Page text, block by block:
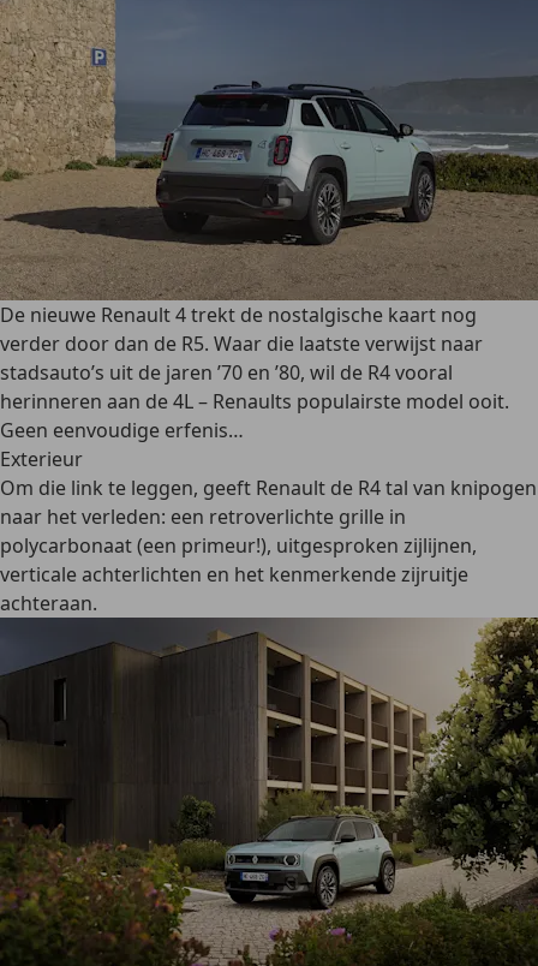
De nieuwe Renault 4 trekt de nostalgische kaart nog
verder door dan de R5. Waar die laatste verwijst naar
stadsauto’s uit de jaren ’70 en ’80, wil de R4 vooral
herinneren aan de 4L – Renaults populairste model ooit.
Geen eenvoudige erfenis…
Exterieur
Om die link te leggen, geeft Renault de R4 tal van knipogen
naar het verleden: een retroverlichte grille in
polycarbonaat (een primeur!), uitgesproken zijlijnen,
verticale achterlichten en het kenmerkende zijruitje
achteraan.